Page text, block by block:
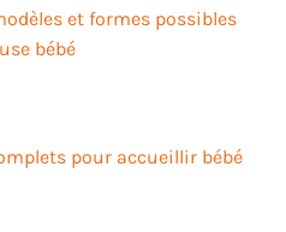
et formes possibles
bébé
pour accueillir bébé